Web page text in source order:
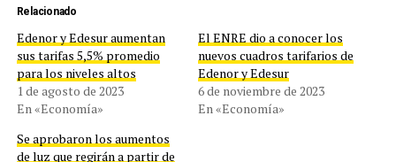
Relacionado
Edenor y Edesur aumentan
sus tarifas 5,5% promedio
para los niveles altos
1 de agosto de 2023
En «Economía»
El ENRE dio a conocer los
nuevos cuadros tarifarios de
Edenor y Edesur
6 de noviembre de 2023
En «Economía»
Se aprobaron los aumentos
de luz que regirán a partir de